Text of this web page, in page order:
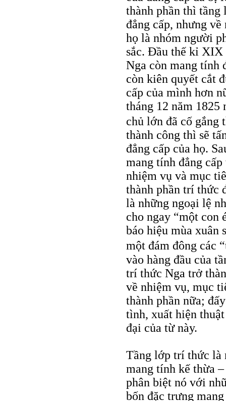
thành phần thì
đẳng cấp, nhưng
họ là nhóm người
sắc. Đầu thế kỉ XIX
Nga còn mang tính
còn kiên quyết cắt
cấp của mình hơn
tháng 12 năm
chủ lớn đã cố gắng
thành công thì sẽ
đẳng cấp của họ.
mang tính đẳng
nhiệm vụ và mục
thành phần trí thức
là những ngoại lệ
cho ngay “một con
báo hiệu mùa xuân
một đám đông các
vào hàng đầu của
trí thức Nga trở
về nhiệm vụ, mục
thành phần nữa;
tình, xuất hiện
đại của từ này.
Tầng lớp trí thức là
mang tính kế thừa
phân biệt nó với
bốn đặc trưng